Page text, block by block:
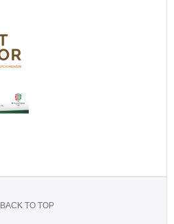
BACK TO TOP